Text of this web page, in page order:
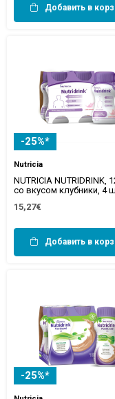
Добавить в
-25%*
Nutricia
NUTRICIA NUTRIDRINK,
со вкусом клубники, 4
15,27€
Добавить в
-25%*